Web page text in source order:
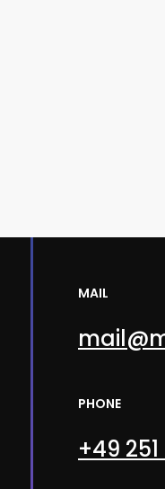
MAIL
PHONE
+49 251